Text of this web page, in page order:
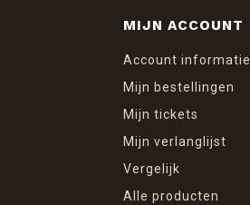
MIJN ACCOUNT
Account informatie
Mijn bestellingen
Mijn tickets
Mijn verlanglijst
Vergelijk
Alle producten